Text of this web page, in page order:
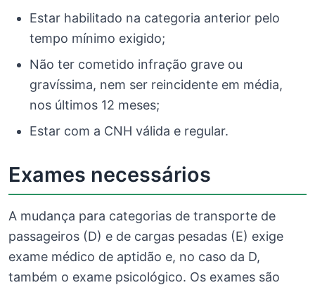
Estar habilitado na categoria anterior pelo
tempo mínimo exigido;
Não ter cometido infração grave ou
gravíssima, nem ser reincidente em média,
nos últimos 12 meses;
Estar com a CNH válida e regular.
Exames necessários
A mudança para categorias de transporte de
passageiros (D) e de cargas pesadas (E) exige
exame médico de aptidão e, no caso da D,
também o exame psicológico. Os exames são